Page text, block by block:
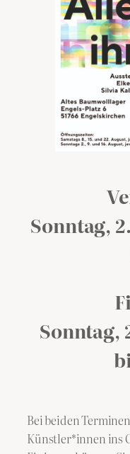
Sonntag,
Sonntag,
Bei beiden
Künstler*innen ins